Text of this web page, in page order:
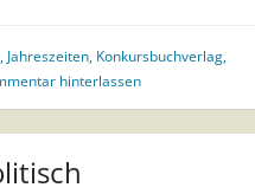
, Jahreszeiten, Konkursbuchverlag,
hinterlassen